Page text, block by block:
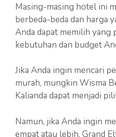
Masing-masing hotel ini
berbeda-beda dan harga
Anda dapat memilih yang
kebutuhan dan budget
Jika Anda ingin mencari
murah, mungkin Wisma
Kalianda dapat menjadi
Namun, jika Anda ingin
empat atau lebih, Grand